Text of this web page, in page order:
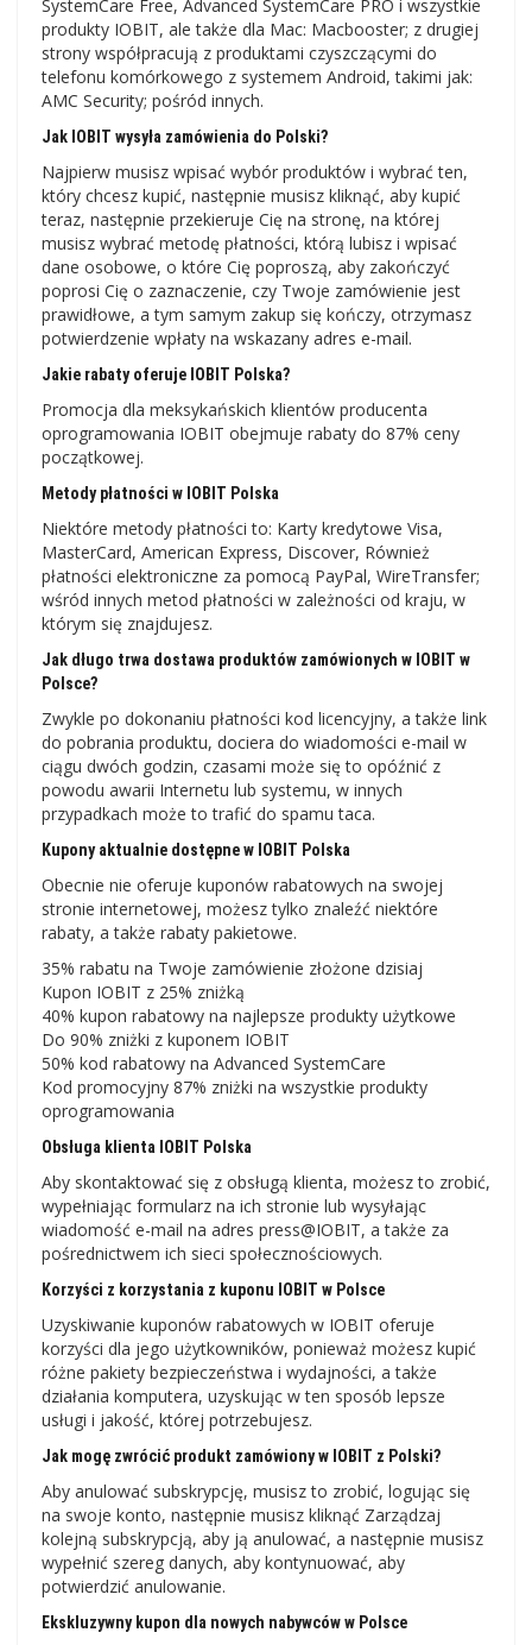
SystemCare Free, Advanced SystemCare PRO i wszystkie
produkty IOBIT, ale także dla Mac: Macbooster; z drugiej
strony współpracują z produktami czyszczącymi do
telefonu komórkowego z systemem Android, takimi jak:
AMC Security; pośród innych.
Jak IOBIT wysyła zamówienia do Polski?
Najpierw musisz wpisać wybór produktów i wybrać ten,
który chcesz kupić, następnie musisz kliknąć, aby kupić
teraz, następnie przekieruje Cię na stronę, na której
musisz wybrać metodę płatności, którą lubisz i wpisać
dane osobowe, o które Cię poproszą, aby zakończyć
poprosi Cię o zaznaczenie, czy Twoje zamówienie jest
prawidłowe, a tym samym zakup się kończy, otrzymasz
potwierdzenie wpłaty na wskazany adres e-mail.
Jakie rabaty oferuje IOBIT Polska?
Promocja dla meksykańskich klientów producenta
oprogramowania IOBIT obejmuje rabaty do 87% ceny
początkowej.
Metody płatności w IOBIT Polska
Niektóre metody płatności to: Karty kredytowe Visa,
MasterCard, American Express, Discover, Również
płatności elektroniczne za pomocą PayPal, WireTransfer;
wśród innych metod płatności w zależności od kraju, w
którym się znajdujesz.
Jak długo trwa dostawa produktów zamówionych w IOBIT w
Polsce?
Zwykle po dokonaniu płatności kod licencyjny, a także link
do pobrania produktu, dociera do wiadomości e-mail w
ciągu dwóch godzin, czasami może się to opóźnić z
powodu awarii Internetu lub systemu, w innych
przypadkach może to trafić do spamu taca.
Kupony aktualnie dostępne w IOBIT Polska
Obecnie nie oferuje kuponów rabatowych na swojej
stronie internetowej, możesz tylko znaleźć niektóre
rabaty, a także rabaty pakietowe.
35% rabatu na Twoje zamówienie złożone dzisiaj
Kupon IOBIT z 25% zniżką
40% kupon rabatowy na najlepsze produkty użytkowe
Do 90% zniżki z kuponem IOBIT
50% kod rabatowy na Advanced SystemCare
Kod promocyjny 87% zniżki na wszystkie produkty
oprogramowania
Obsługa klienta IOBIT Polska
Aby skontaktować się z obsługą klienta, możesz to zrobić,
wypełniając formularz na ich stronie lub wysyłając
wiadomość e-mail na adres press@IOBIT, a także za
pośrednictwem ich sieci społecznościowych.
Korzyści z korzystania z kuponu IOBIT w Polsce
Uzyskiwanie kuponów rabatowych w IOBIT oferuje
korzyści dla jego użytkowników, ponieważ możesz kupić
różne pakiety bezpieczeństwa i wydajności, a także
działania komputera, uzyskując w ten sposób lepsze
usługi i jakość, której potrzebujesz.
Jak mogę zwrócić produkt zamówiony w IOBIT z Polski?
Aby anulować subskrypcję, musisz to zrobić, logując się
na swoje konto, następnie musisz kliknąć Zarządzaj
kolejną subskrypcją, aby ją anulować, a następnie musisz
wypełnić szereg danych, aby kontynuować, aby
potwierdzić anulowanie.
Ekskluzywny kupon dla nowych nabywców w Polsce